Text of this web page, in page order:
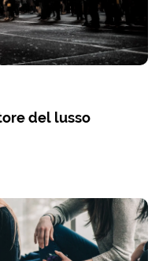
del lusso